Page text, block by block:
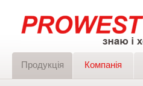
Продукція Компанія